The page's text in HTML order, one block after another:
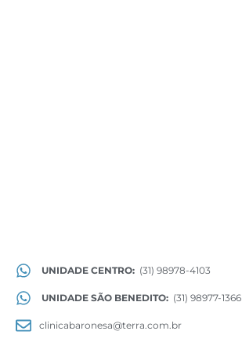
UNIDADE CENTRO: (31) 98978-4103
UNIDADE SÃO BENEDITO: (31) 98977-1366
clinicabaronesa@terra.com.br